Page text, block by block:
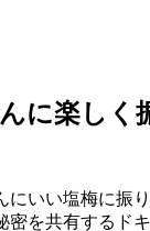
に楽しく
にいい塩梅に振
密を共有するド